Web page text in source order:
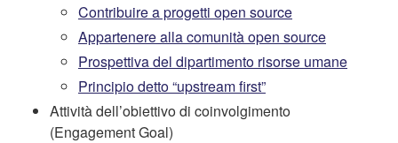
Contribuire a progetti open source
Appartenere alla comunità open source
Prospettiva del dipartimento risorse umane
Principio detto “upstream first”
Attività dell’obiettivo di coinvolgimento
(Engagement Goal)